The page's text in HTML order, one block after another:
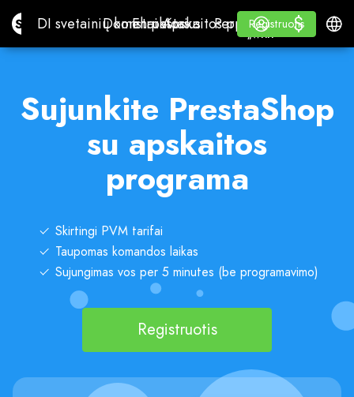
Site.proDI svetainių konstruktorius
DI svetainių konstruktorius
Domenai
DomenaiEl. paštas
El. paštasApskaitos programa
Apskaitos programa
Perpardavėjams
„WHITE LABEL“
Mokymasis
Mokymasis
Registruotis
Registruotis
Prisijungti
$
$
Sujunkite PrestaShop
su apskaitos
programa
Skirtingi PVM tarifai
Taupomas komandos laikas
Sujungimas vos per 5 minutes (be programavimo)
Registruotis